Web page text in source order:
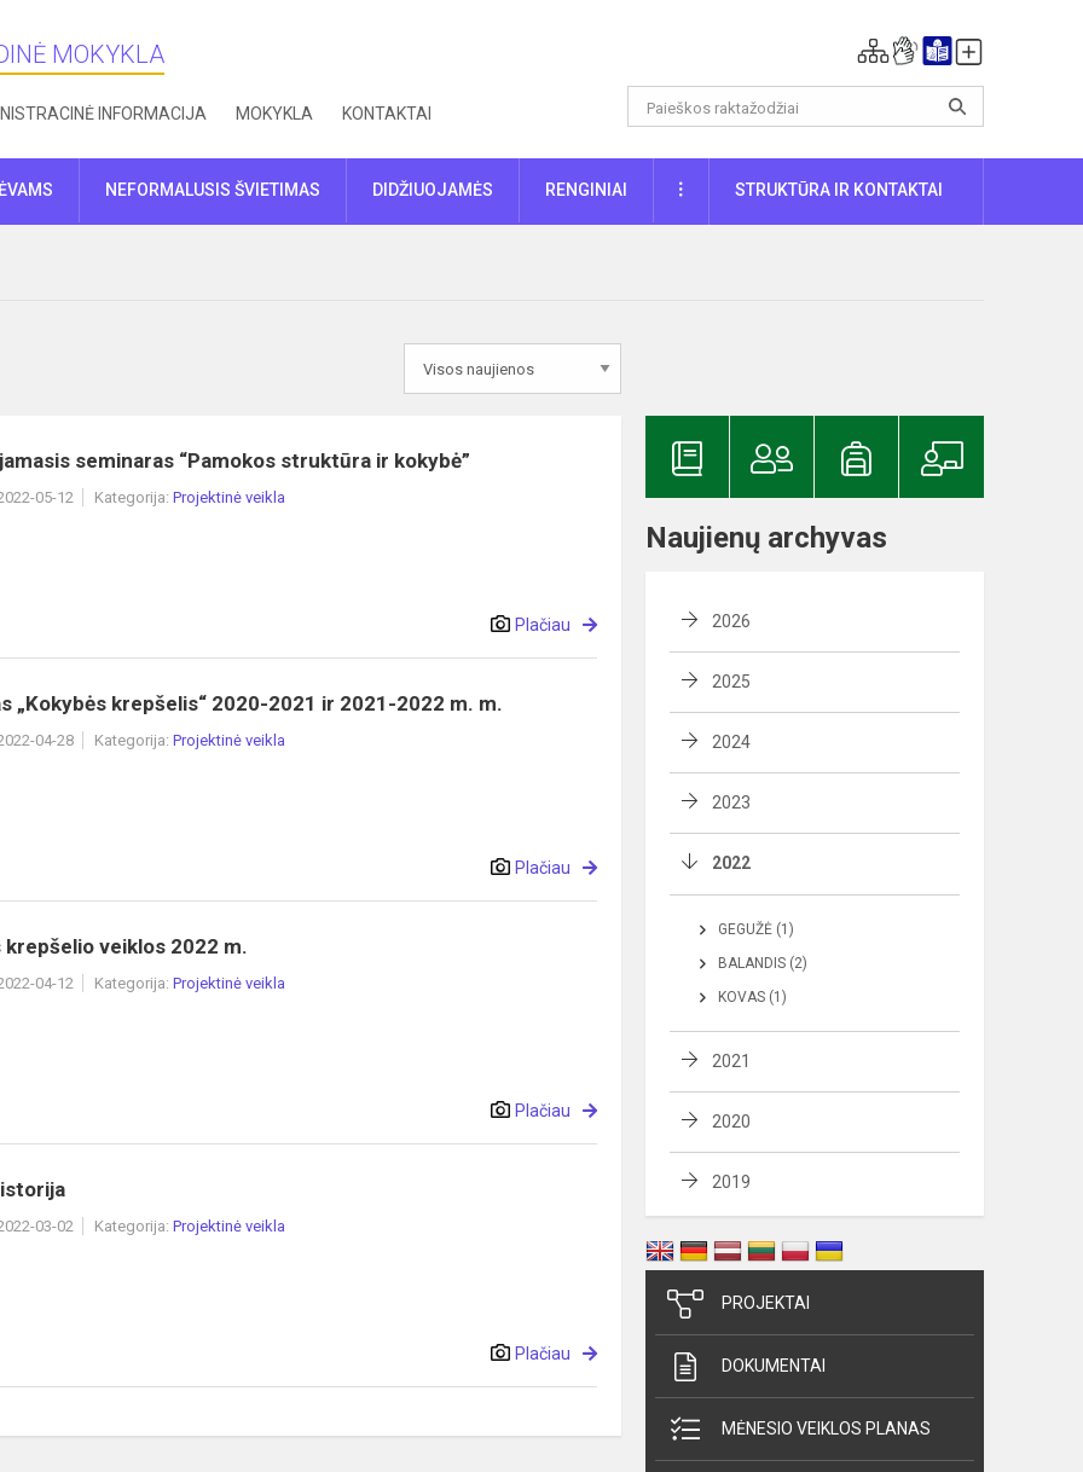
MOKYKLA
INFORMACIJA MOKYKLA KONTAKTAI
NEFORMALUSIS ŠVIETIMAS DIDŽIUOJAMĖS RENGINIAI DAUGIAUSTRUKTŪRA IR KONTAKTAI
seminaras “Pamokos struktūra ir kokybė”
05-12 Kategorija: Projektinė veikla
Plačiau
„Kokybės krepšelis“ 2020-2021 ir 2021-2022 m. m.
04-28 Kategorija: Projektinė veikla
Plačiau
krepšelio veiklos 2022 m.
04-12 Kategorija: Projektinė veikla
Plačiau
03-02 Kategorija: Projektinė veikla
Plačiau
Naujienų archyvas
2026
2025
2024
2023
2022
GEGUŽĖ (1)
BALANDIS (2)
KOVAS (1)
2021
2020
2019
PROJEKTAI
DOKUMENTAI
MĖNESIO VEIKLOS PLANAS